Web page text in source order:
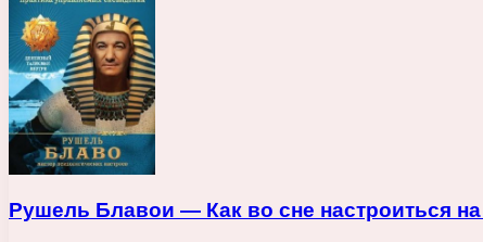
Рушель Блавои — Как во сне настроиться